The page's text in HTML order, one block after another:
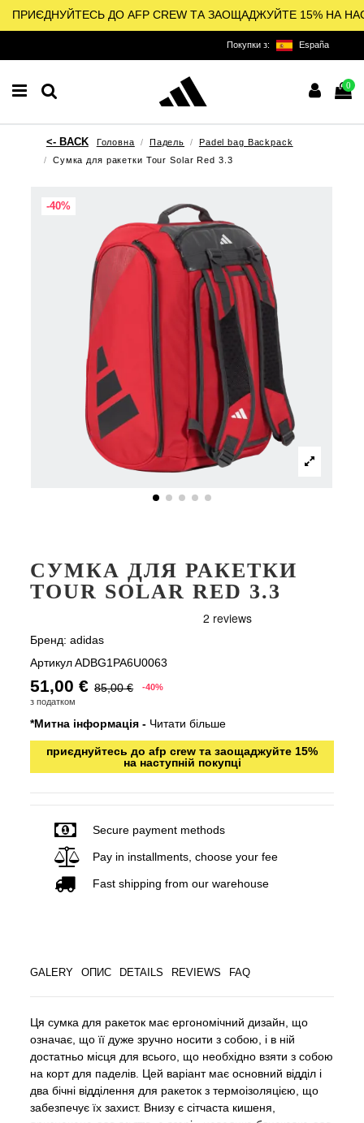
ПРИЄДНУЙТЕСЬ ДО AFP CREW ТА ЗАОЩАДЖУЙТЕ 15% НА
Покупки з: España
0
Головна Падель
Padel bag Backpack
Сумка для ракетки Tour Solar Red 3.3
-40%
СУМКА ДЛЯ РАКЕТКИ
TOUR SOLAR RED 3.3
Бренд: adidas
Артикул ADBG1PA6U0063
51,00 € 85,00 €
-40%
з податком
*Митна інформація - Читати більше
приєднуйтесь до afp crew та заощаджуйте 15%
на наступній покупці
Secure payment methods
Pay in installments, choose your fee
Fast shipping from our warehouse
GALERY ОПИС DETAILS REVIEWS FAQ
Ця сумка для ракеток має ергономічний дизайн, що
означає, що її дуже зручно носити з собою, і в ній
достатньо місця для всього, що необхідно взяти з собою
на корт для паделів. Цей варіант має основний відділ і
два бічні відділення для ракеток з термоізоляцією, що
забезпечує їх захист. Внизу є сітчаста кишеня,